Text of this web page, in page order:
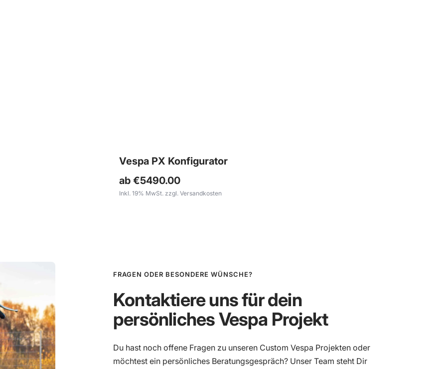
Vespa PX Konfigurator
ab €5490.00
Inkl. 19% MwSt. zzgl. Versandkosten
FRAGEN ODER BESONDERE WÜNSCHE?
Kontaktiere uns für dein
persönliches Vespa Projekt
Du hast noch offene Fragen zu unseren Custom Vespa Projekten oder
möchtest ein persönliches Beratungsgespräch? Unser Team steht Dir